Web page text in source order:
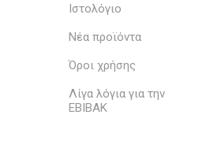
Ιστολόγιο
Νέα προϊόντα
Όροι χρήσης
Λίγα λόγια για την
ΕΒΙΒΑΚ